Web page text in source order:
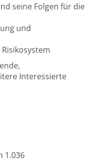
seine Folgen für die
und
Interessierte
1.036